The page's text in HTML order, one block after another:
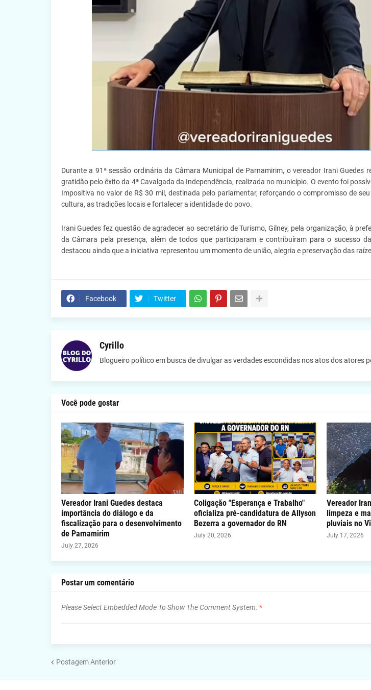
Durante a 91ª sessão ordinária da Câmara Municipal de Parnamirim, o vereador Irani Guedes
gratidão pelo êxito da 4ª Cavalgada da Independência, realizada no município. O evento foi
Impositiva no valor de R$ 30 mil, destinada pelo parlamentar, reforçando o compromisso de
cultura, as tradições locais e fortalecer a identidade do povo.
Irani Guedes fez questão de agradecer ao secretário de Turismo, Gilney, pela organização, à
da Câmara pela presença, além de todos que participaram e contribuíram para o sucesso
destacou ainda que a iniciativa representou um momento de união, alegria e preservação das
Facebook Twitter
Cyrillo
Blogueiro político em busca de divulgar as verdades escondidas nos atos dos atores
Você pode gostar
Vereador Irani Guedes destaca
importância do diálogo e da
fiscalização para o desenvolvimento
de Parnamirim
July 27, 2026
Coligação "Esperança e Trabalho"
oficializa pré-candidatura de Allyson
Bezerra a governador do RN
July 20, 2026
Vereador
limpeza e
pluviais no
July 17, 2026
Postar um comentário
Please Select Embedded Mode To Show The Comment System. *
Postagem Anterior